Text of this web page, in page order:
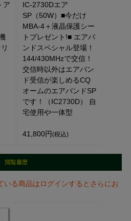
ア
IC-2730Dエア
SP（50W）■今だけ
MBA-4＋液晶保護シー
トプレゼント!■ エアバ
ンドスペシャル登場！
144/430MHzで交信！
交信時以外はエアバン
ド受信が楽しめるCQ
オームのエアバンドSP
です！（IC2730D） 自
宅使用や一体型
41,800円 (税込)
閲覧履歴
いる商品はログインするとさらにお